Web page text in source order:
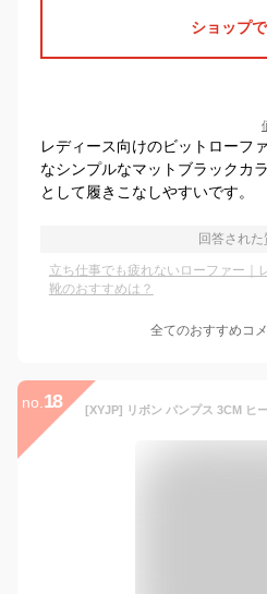
ショップ
レディース向けのビットローフ
なシンプルなマットブラックカ
として履きこなしやすいです。
回答された
立ち仕事でも疲れないローファー｜
靴のおすすめは？
全てのおすすめコ
no. 18